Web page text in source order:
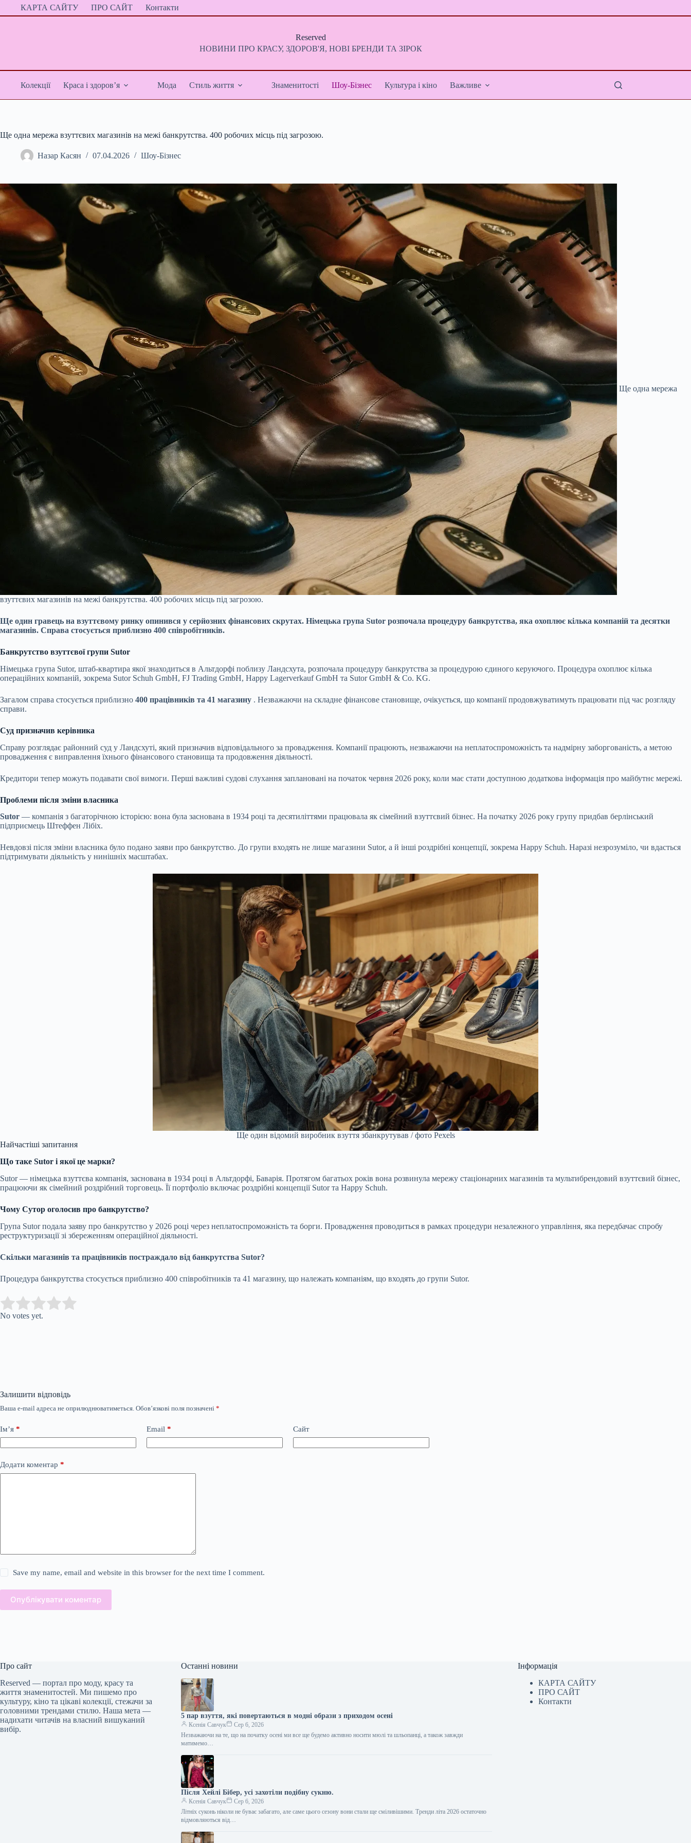
ПерейтиКАРТА САЙТУ ПРО САЙТ Контакти
Reserved
НОВИНИ ПРО КРАСУ, ЗДОРОВ'Я, НОВІ БРЕНДИ ТА ЗІРОК
Колекції Краса і здоров’я Мода Стиль життя Знаменитості Шоу-Бізнес Культура і кіно Важливе
Ще одна мережа взуттєвих магазинів на межі банкрутства. 400 робочих місць під загрозою.
Назар Касян 07.04.2026 Шоу-Бізнес
Ще одна мережа
взуттєвих магазинів на межі банкрутства. 400 робочих місць під загрозою.
Ще один гравець на взуттєвому ринку опинився у серйозних фінансових скрутах. Німецька група Sutor розпочала процедуру банкрутства, яка охоплює кілька компаній та десятки
магазинів. Справа стосується приблизно 400 співробітників.
Банкрутство взуттєвої групи Sutor
Німецька група Sutor, штаб-квартира якої знаходиться в Альтдорфі поблизу Ландсхута, розпочала процедуру банкрутства за процедурою єдиного керуючого. Процедура охоплює кілька
операційних компаній, зокрема Sutor Schuh GmbH, FJ Trading GmbH, Happy Lagerverkauf GmbH та Sutor GmbH & Co. KG.
Загалом справа стосується приблизно 400 працівників та 41 магазину . Незважаючи на складне фінансове становище, очікується, що компанії продовжуватимуть працювати під час розгляду
справи.
Суд призначив керівника
Справу розглядає районний суд у Ландсхуті, який призначив відповідального за провадження. Компанії працюють, незважаючи на неплатоспроможність та надмірну заборгованість, а метою
провадження є виправлення їхнього фінансового становища та продовження діяльності.
Кредитори тепер можуть подавати свої вимоги. Перші важливі судові слухання заплановані на початок червня 2026 року, коли має стати доступною додаткова інформація про майбутнє мережі.
Проблеми після зміни власника
Sutor — компанія з багаторічною історією: вона була заснована в 1934 році та десятиліттями працювала як сімейний взуттєвий бізнес. На початку 2026 року групу придбав берлінський
підприємець Штеффен Лібіх.
Невдовзі після зміни власника було подано заяви про банкрутство. До групи входять не лише магазини Sutor, а й інші роздрібні концепції, зокрема Happy Schuh. Наразі незрозуміло, чи вдасться
підтримувати діяльність у нинішніх масштабах.
Ще один відомий виробник взуття збанкрутував / фото Pexels
Найчастіші запитання
Що таке Sutor і якої це марки?
Sutor — німецька взуттєва компанія, заснована в 1934 році в Альтдорфі, Баварія. Протягом багатьох років вона розвинула мережу стаціонарних магазинів та мультибрендовий взуттєвий бізнес,
працюючи як сімейний роздрібний торговець. Її портфоліо включає роздрібні концепції Sutor та Happy Schuh.
Чому Сутор оголосив про банкрутство?
Група Sutor подала заяву про банкрутство у 2026 році через неплатоспроможність та борги. Провадження проводиться в рамках процедури незалежного управління, яка передбачає спробу
реструктуризації зі збереженням операційної діяльності.
Скільки магазинів та працівників постраждало від банкрутства Sutor?
Процедура банкрутства стосується приблизно 400 співробітників та 41 магазину, що належать компаніям, що входять до групи Sutor.
Rate this item:
No votes yet.
Залишити відповідь
Ваша e-mail адреса не оприлюднюватиметься. Обов’язкові поля позначені *
Ім’я * Email * Сайт
Додати коментар *
Save my name, email and website in this browser for the next time I comment.
Опублікувати коментар
Про сайт
Reserved — портал про моду, красу та
життя знаменитостей. Ми пишемо про
культуру, кіно та цікаві колекції, стежачи за
головними трендами стилю. Наша мета —
надихати читачів на власний вишуканий
вибір.
Останні новини
5 пар взуття, які повертаються в модні образи з приходом осені
Ксенія Савчук
Сер 6, 2026
Незважаючи на те, що на початку осені ми все ще будемо активно носити мюлі та шльопанці, а також завжди
матимемо…
Після Хейлі Бібер, усі захотіли подібну сукню.
Ксенія Савчук
Сер 6, 2026
Літніх суконь ніколи не буває забагато, але саме цього сезону вони стали ще сміливішими. Тренди літа 2026 остаточно
відмовляються від…
Інформація
КАРТА САЙТУ
ПРО САЙТ
Контакти